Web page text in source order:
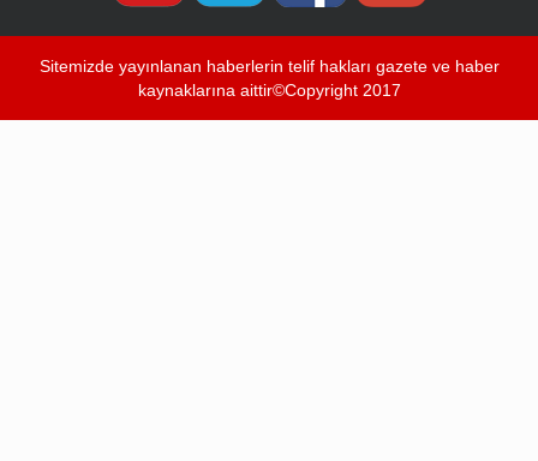
Sitemizde yayınlanan haberlerin telif hakları gazete ve haber
kaynaklarına aittir©Copyright 2017